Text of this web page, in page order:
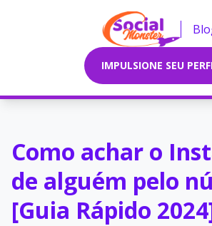
IMPULSIONE SEU
Como achar o
de alguém pelo
[Guia Rápido